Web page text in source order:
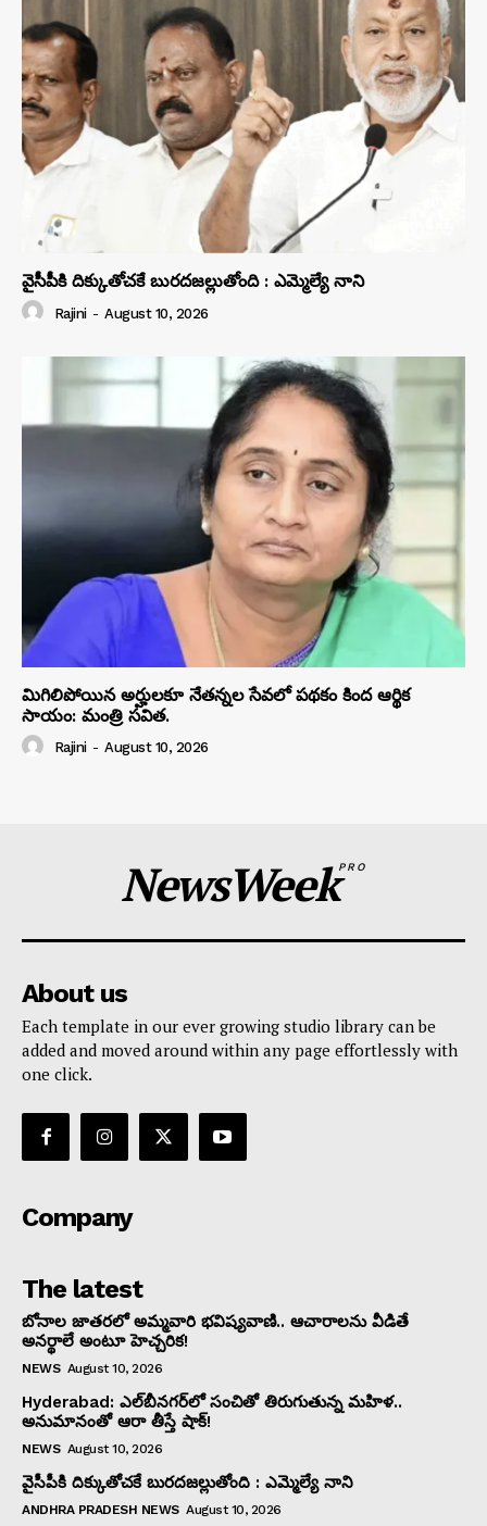
వైసీపీకి దిక్కుతోచకే బురదజల్లుతోంది : ఎమ్మెల్యే నాని
Rajini - August 10, 2026
మిగిలిపోయిన అర్హులకూ నేతన్నల సేవలో పథకం కింద ఆర్థిక
సాయం: మంత్రి సవిత.
Rajini - August 10, 2026
NewsWeekPRO
About us
Each template in our ever growing studio library can be
added and moved around within any page effortlessly with
one click.
Company
The latest
బోనాల జాతరలో అమ్మవారి భవిష్యవాణి.. ఆచారాలను వీడితే
అనర్థాలే అంటూ హెచ్చరిక!
NEWS August 10, 2026
Hyderabad: ఎల్‌బీనగర్‌లో సంచితో తిరుగుతున్న మహిళ..
అనుమానంతో ఆరా తీస్తే షాక్!
NEWS August 10, 2026
వైసీపీకి దిక్కుతోచకే బురదజల్లుతోంది : ఎమ్మెల్యే నాని
ANDHRA PRADESH NEWS August 10, 2026